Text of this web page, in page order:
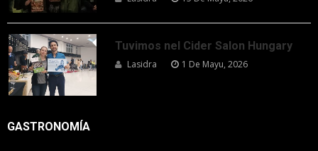
Tuvimos nel Cider Salon Hungary
Lasidra 1 De Mayu, 2026
GASTRONOMÍA